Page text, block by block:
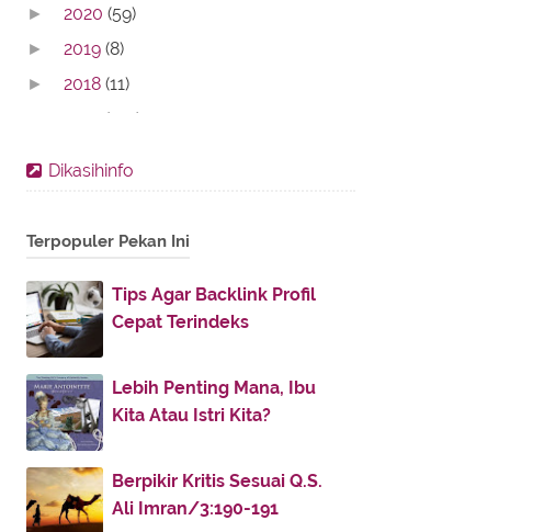
► 2020 (59)
► 2019 (8)
► 2018 (11)
(142)
►
▼ April(12)
Ilmu Pedagogik Islam Nusantara
Kitab Sanad Ulama-ulama
Nusantara Karya Syekh Yasi...
Tips Rumah Tangga Langgeng
Dunia - Akhirat
Gus Mus: Banyak yang Ngaku
Ulama, Tapi Perilakunya...
Dikasihinfo
Terpopuler Pekan Ini
Tips Agar Backlink Profil
Cepat Terindeks
Lebih Penting Mana, Ibu
Kita Atau Istri Kita?
Berpikir Kritis Sesuai Q.S.
Ali Imran/3:190-191